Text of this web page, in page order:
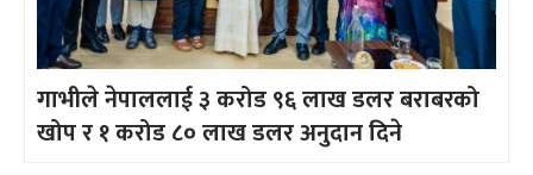
गाभीले नेपाललाई ३ करोड ९६ लाख डलर बराबरको
खोप र १ करोड ८० लाख डलर अनुदान दिने